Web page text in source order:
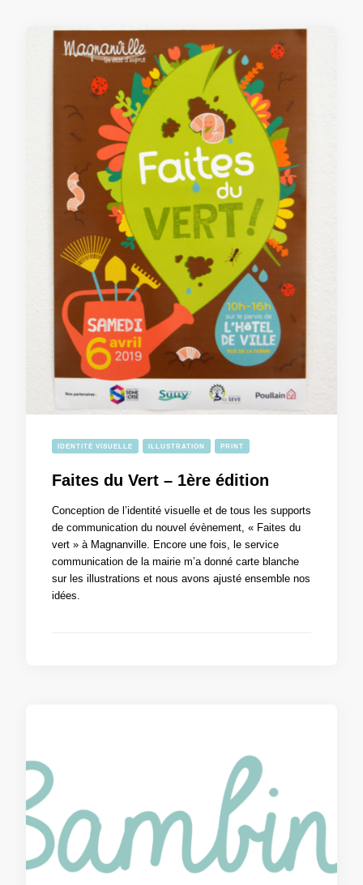
IDENTITÉ VISUELLE ILLUSTRATION PRINT
Faites du Vert – 1ère édition
Conception de l’identité visuelle et de tous les supports
de communication du nouvel évènement, « Faites du
vert » à Magnanville. Encore une fois, le service
communication de la mairie m’a donné carte blanche
sur les illustrations et nous avons ajusté ensemble nos
idées.